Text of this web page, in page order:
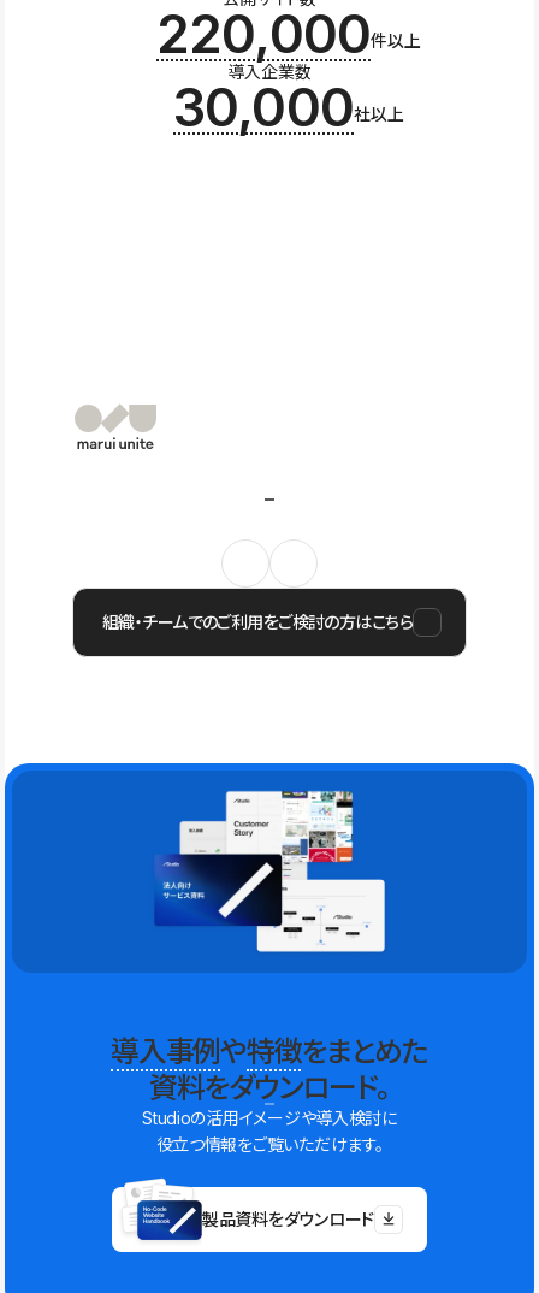
220,000件以上
導入企業数
30,000社以上
組織・チームでのご利用をご検討の方はこちら
導入事例や特徴をまとめた
資料をダウンロード。
Studioの活用イメージや導入検討に
役立つ情報をご覧いただけます。
製品資料をダウンロード